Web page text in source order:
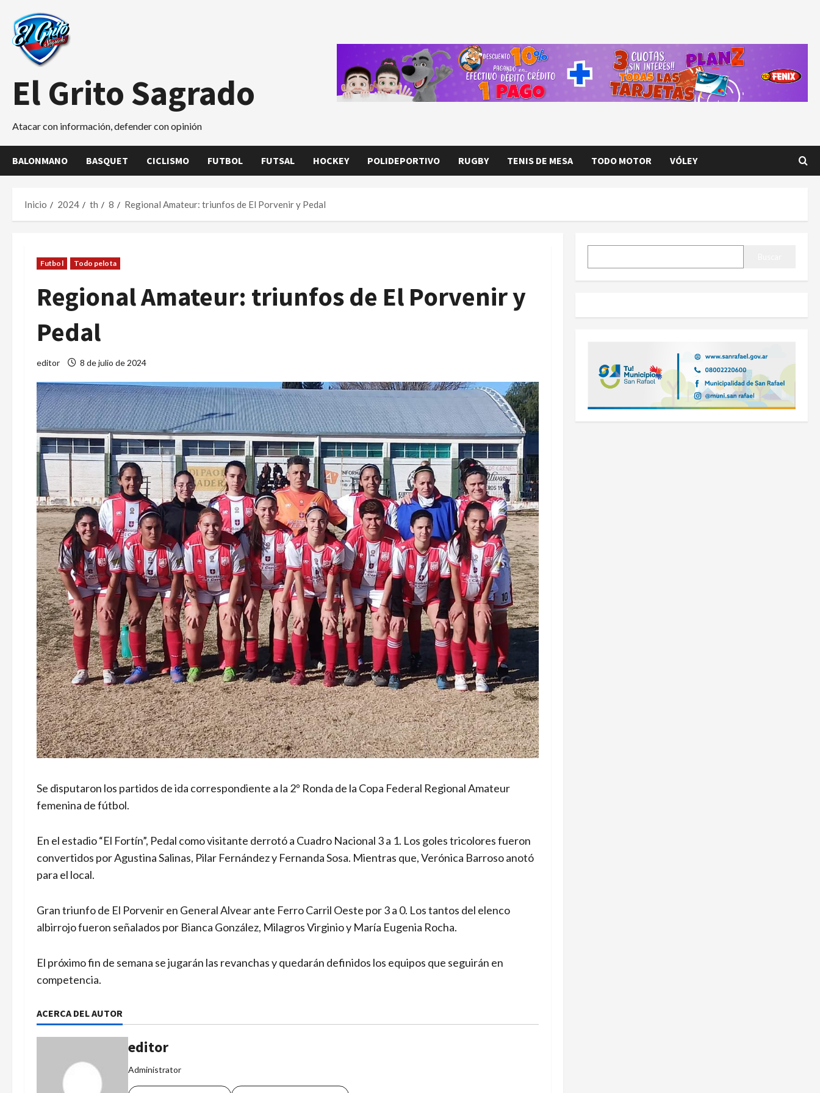
contenido
El Grito Sagrado
Atacar con información, defender con opinión
BALONMANO BASQUET CICLISMO FUTBOL FUTSAL HOCKEY POLIDEPORTIVO RUGBY TENIS DE MESA TODO MOTOR VÓLEY
Inicio 2024 th 8 Regional Amateur: triunfos de El Porvenir y Pedal
Futbol Todo pelota
Regional Amateur: triunfos de El Porvenir y
Pedal
editor 8 de julio de 2024
Se disputaron los partidos de ida correspondiente a la 2º Ronda de la Copa Federal Regional Amateur
femenina de fútbol.
En el estadio “El Fortín”, Pedal como visitante derrotó a Cuadro Nacional 3 a 1. Los goles tricolores fueron
convertidos por Agustina Salinas, Pilar Fernández y Fernanda Sosa. Mientras que, Verónica Barroso anotó
para el local.
Gran triunfo de El Porvenir en General Alvear ante Ferro Carril Oeste por 3 a 0. Los tantos del elenco
albirrojo fueron señalados por Bianca González, Milagros Virginio y María Eugenia Rocha.
El próximo fin de semana se jugarán las revanchas y quedarán definidos los equipos que seguirán en
competencia.
ACERCA DEL AUTOR
editor
Administrator